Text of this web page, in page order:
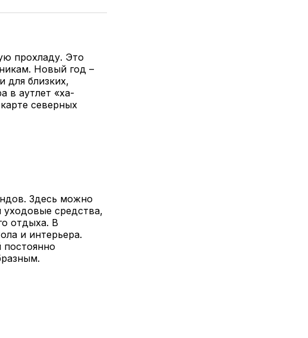
поделитесь
прохладу. Это
Новый год –
для близких,
в аутлет «ха-
северных
Здесь можно
уходовые средства,
отдыха. В
и интерьера.